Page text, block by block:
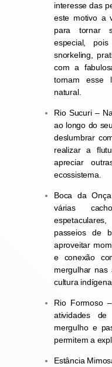
interesse das
este motivo a
para tornar
especial,
snorkeling,
com a
tornam esse
natural.
Rio Sucuri –
ao longo do
deslumbrar
realizar a
apreciar
ecossistema.
Boca da
várias
passeios de
aproveitar
e conexão
mergulhar nas
cultura
Rio Formoso
atividades de
mergulho e
permitem a
Estância